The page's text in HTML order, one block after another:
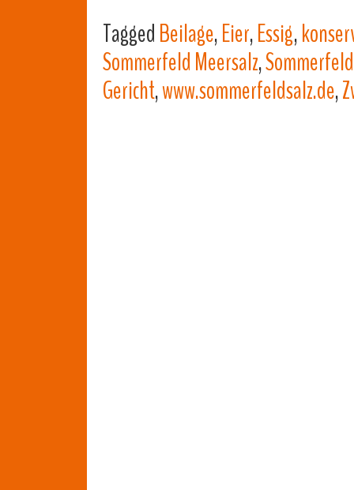
TaggedBeilage,Eier,Essig,
Sommerfeld Meersalz,
Gericht,www.sommerfeldsalz.de,